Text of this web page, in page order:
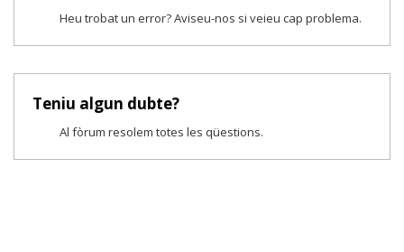
Heu trobat un error? Aviseu-nos si veieu cap problema.
Teniu algun dubte?
Al fòrum resolem totes les qüestions.